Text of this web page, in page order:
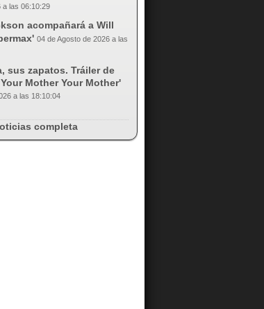
a las 06:10:29
acompañará a Will
04 de Agosto de 2026 a las
sus zapatos. Tráiler de
Mother Your Mother'
a las 18:10:04
completa